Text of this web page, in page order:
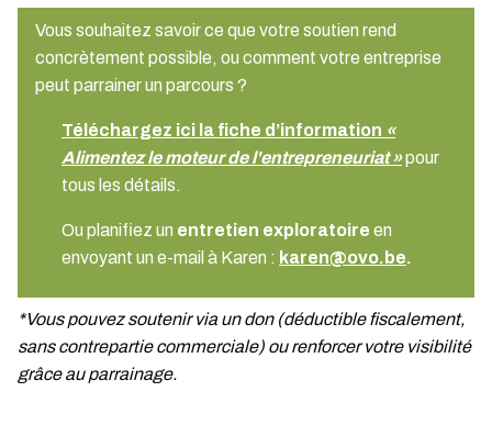
Vous souhaitez savoir ce que votre soutien rend
concrètement possible, ou comment votre entreprise
peut parrainer un parcours ?
Téléchargez ici la fiche d’information «
Alimentez le moteur de l'entrepreneuriat »pour
tous les détails.
Ou planifiez un entretien exploratoire en
envoyant un e-mail à Karen : karen@ovo.be.
*Vous pouvez soutenir via un don (déductible fiscalement,
sans contrepartie commerciale) ou renforcer votre visibilité
grâce au parrainage.